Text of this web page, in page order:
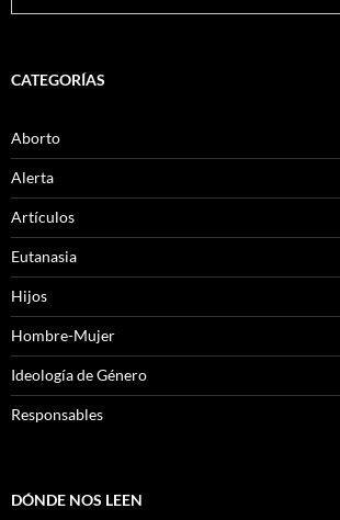
CATEGORÍAS
Aborto
Alerta
Artículos
Eutanasia
Hijos
Hombre-Mujer
Ideología de Género
Responsables
DÓNDE NOS LEEN